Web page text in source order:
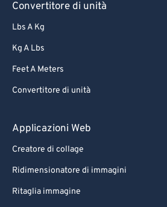
Convertitore di unità
Lbs A Kg
Kg A Lbs
Feet A Meters
Convertitore di unità
Applicazioni Web
Creatore di collage
Ridimensionatore di immagini
Ritaglia immagine